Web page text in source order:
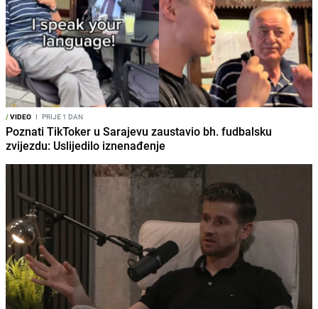
/VIDEO I PRIJE 1 DAN
Poznati TikToker u Sarajevu zaustavio bh. fudbalsku
zvijezdu: Uslijedilo iznenađenje